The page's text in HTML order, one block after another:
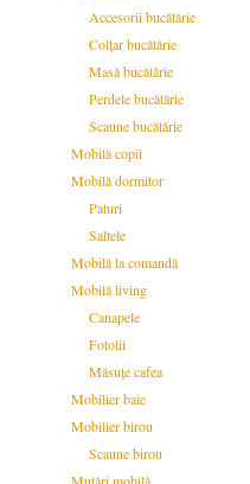
Accesorii bucătărie
Colțar bucătărie
Masă bucătărie
Perdele bucătărie
Scaune bucătărie
Mobilă copii
Mobilă dormitor
Paturi
Saltele
Mobilă la comandă
Mobilă living
Canapele
Fotolii
Măsuțe cafea
Mobilier baie
Mobilier birou
Scaune birou